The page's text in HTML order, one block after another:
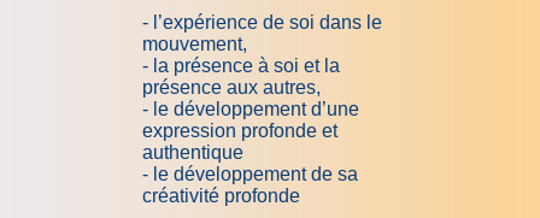
- l’expérience de soi dans le
mouvement,
- la présence à soi et la
présence aux autres,
- le développement d’une
expression profonde et
authentique
- le développement de sa
créativité profonde